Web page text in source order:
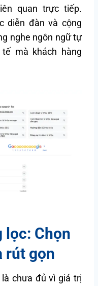
quan trực tiếp.
diễn đàn và cộng
nghe ngôn ngữ tự
mà khách hàng
lọc: Chọn
rút gọn
chưa đủ vì giá trị